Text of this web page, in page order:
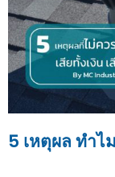
5 เหตุผล ทำ